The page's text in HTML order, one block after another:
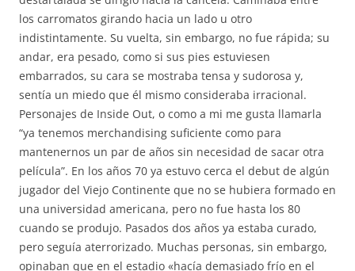
los carromatos girando hacia un lado u otro
indistintamente. Su vuelta, sin embargo, no fue rápida; su
andar, era pesado, como si sus pies estuviesen
embarrados, su cara se mostraba tensa y sudorosa y,
sentía un miedo que él mismo consideraba irracional.
Personajes de Inside Out, o como a mi me gusta llamarla
“ya tenemos merchandising suficiente como para
mantenernos un par de años sin necesidad de sacar otra
película”. En los años 70 ya estuvo cerca el debut de algún
jugador del Viejo Continente que no se hubiera formado en
una universidad americana, pero no fue hasta los 80
cuando se produjo. Pasados dos años ya estaba curado,
pero seguía aterrorizado. Muchas personas, sin embargo,
opinaban que en el estadio «hacía demasiado frío en el